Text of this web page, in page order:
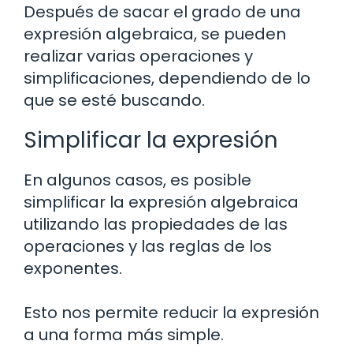
Después de sacar el grado de una
expresión algebraica, se pueden
realizar varias operaciones y
simplificaciones, dependiendo de lo
que se esté buscando.
Simplificar la expresión
En algunos casos, es posible
simplificar la expresión algebraica
utilizando las propiedades de las
operaciones y las reglas de los
exponentes.
Esto nos permite reducir la expresión
a una forma más simple.